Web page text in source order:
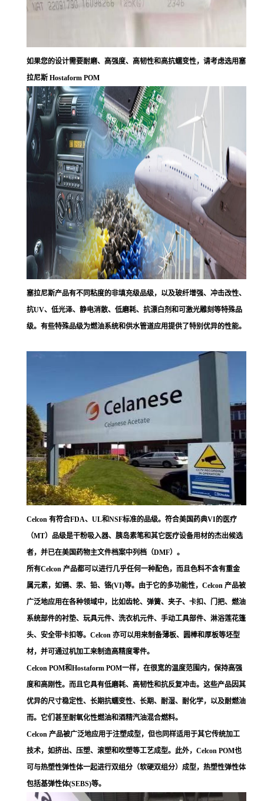
如果您的设计需要耐磨、高强度、高韧性和高抗蠕变性，请考虑选用塞
拉尼斯 Hostaform POM
塞拉尼斯产品有不同粘度的非填充级品级，以及玻纤增强、冲击改性、
抗UV、低光泽、静电消散、低磨耗、抗漂白剂和可激光雕刻等特殊品
级。有些特殊品级为燃油系统和供水管道应用提供了特别优异的性能。
Celcon 有符合FDA、UL和NSF标准的品级。符合美国药典VI的医疗
（MT）品级是干粉吸入器、胰岛素笔和其它医疗设备用材的杰出候选
者，并已在美国药物主文件档案中列档（DMF）。
所有Celcon 产品都可以进行几乎任何一种配色，而且色料不含有重金
属元素，如镉、汞、铅、铬(VI)等。由于它的多功能性，Celcon 产品被
广泛地应用在各种领域中，比如齿轮、弹簧、夹子、卡扣、门把、燃油
系统部件的衬垫、玩具元件、洗衣机元件、手动工具部件、淋浴莲花篷
头、安全带卡扣等。Celcon 亦可以用来制备薄板、圆棒和厚板等坯型
材，并可通过机加工来制造高精度零件。
Celcon POM和Hostaform POM一样，在很宽的温度范围内，保持高强
度和高刚性。而且它具有低磨耗、高韧性和抗反复冲击。这些产品因其
优异的尺寸稳定性、长期抗蠕变性、长期、耐湿、耐化学，以及耐燃油
而。它们甚至耐氧化性燃油和酒精汽油混合燃料。
Celcon 产品被广泛地应用于注塑成型，但也同样适用于其它传统加工
技术，如挤出、压塑、滚塑和吹塑等工艺成型。此外，Celcon POM也
可与热塑性弹性体一起进行双组分（软硬双组分）成型，热塑性弹性体
包括基弹性体(SEBS)等。